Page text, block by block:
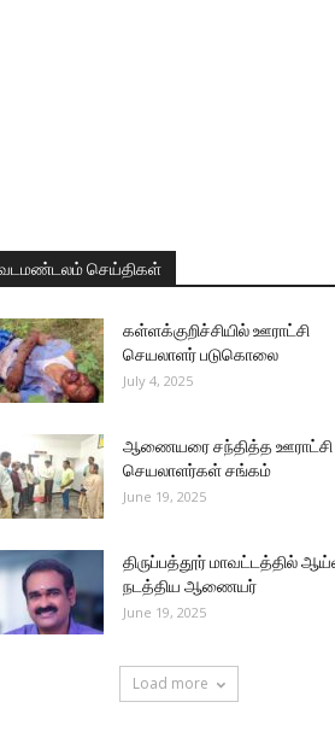
செய்திகள்
கள்ளக்குறிச்சியில் ஊராட்சி
செயலாளர் படுகொலை
July 4, 2025
ஆணையரை சந்தித்த ஊராட்சி
செயலாளர்கள் சங்கம்
June 19, 2025
திருப்பத்தூர் மாவட்டத்தில்
நடத்திய ஆணையர்
June 19, 2025
Load more